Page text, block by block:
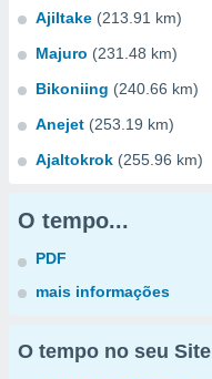
Ajiltake (213.91 km)
Majuro (231.48 km)
Bikoniing (240.66 km)
Anejet (253.19 km)
Ajaltokrok (255.96 km)
O tempo...
PDF
mais informações
O tempo no seu Site